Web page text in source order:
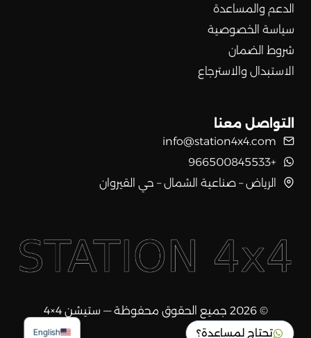
الدعم والمساعدة
سياسة الخصوصية
شروط الضمان
الاستبدال والاسترجاع
التواصل معنا
info@station4x4.com
+966500845533
الرياض – صناعية الشمال – حي القيروان
© 2026 جميع الحقوق محفوظة — ستيشن 4×4
تحتاج لمساعدة؟
English